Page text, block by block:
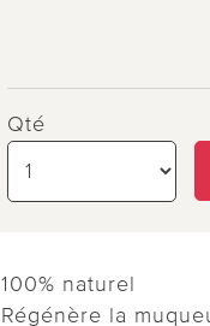
Qté
100% naturel
Régénère la